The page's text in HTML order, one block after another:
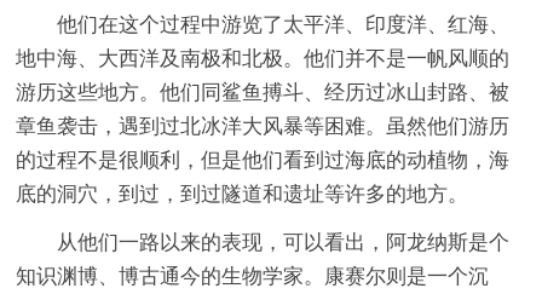
他们在这个过程中游览了太平洋、印度洋、红海、
地中海、大西洋及南极和北极。他们并不是一帆风顺的
游历这些地方。他们同鲨鱼搏斗、经历过冰山封路、被
章鱼袭击，遇到过北冰洋大风暴等困难。虽然他们游历
的过程不是很顺利，但是他们看到过海底的动植物，海
底的洞穴，到过，到过隧道和遗址等许多的地方。
从他们一路以来的表现，可以看出，阿龙纳斯是个
知识渊博、博古通今的生物学家。康赛尔则是一个沉